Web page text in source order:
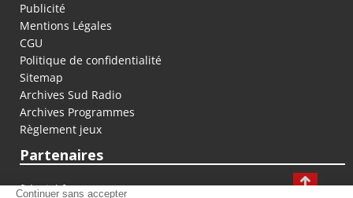
Publicité
Mentions Légales
CGU
Politique de confidentialité
Sitemap
Archives Sud Radio
Archives Programmes
Règlement jeux
Partenaires
fiducial.fr